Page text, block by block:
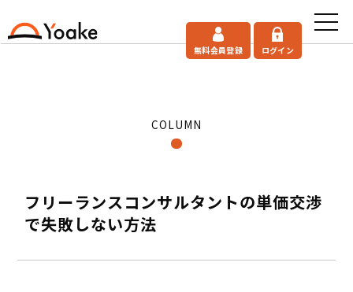
無料会員登録 ログイン
フリーランスコンサルタントの単価交渉
で失敗しない方法
COLUMN